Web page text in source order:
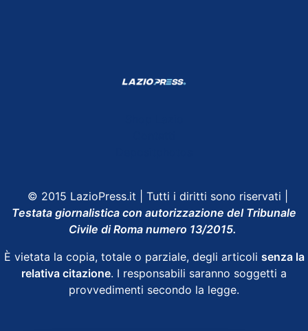
© 2015 LazioPress.it | Tutti i diritti sono riservati |
Testata giornalistica con autorizzazione del Tribunale
Civile di Roma numero 13/2015.
È vietata la copia, totale o parziale, degli articoli senza la
relativa citazione. I responsabili saranno soggetti a
provvedimenti secondo la legge.